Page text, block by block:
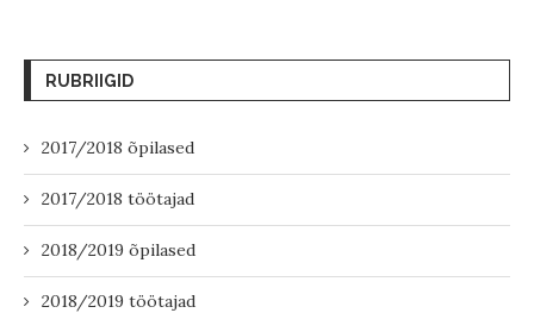
RUBRIIGID
2017/2018 õpilased
2017/2018 töötajad
2018/2019 õpilased
2018/2019 töötajad